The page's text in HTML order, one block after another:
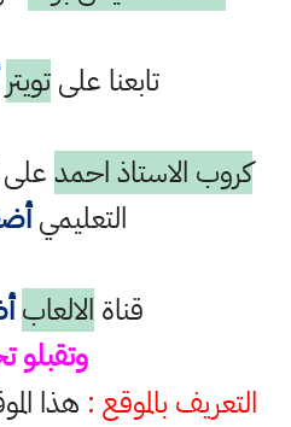
تابعنا علىتويتر
كروب الاستاذ احمد
التعليمي
قناة الالعاب
وتقبلو
التعريف بالموقع : هذا